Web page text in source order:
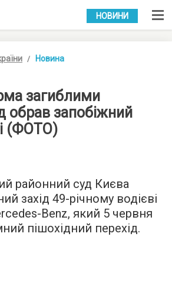
УКР РУС
НОВИНИ
Новина
загиблими
обрав запобіжний
(ФОТО)
районний суд Києва
захід 49-річному водієві
Benz, який 5 червня
пішохідний перехід.